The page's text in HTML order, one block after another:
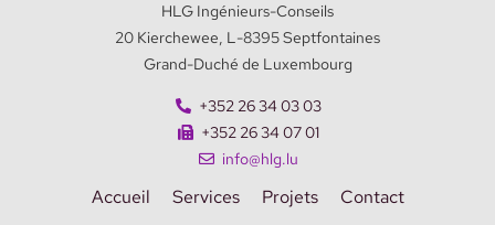
HLG Ingénieurs-Conseils
20 Kierchewee, L-8395 Septfontaines
Grand-Duché de Luxembourg
+352 26 34 03 03
+352 26 34 07 01
info@hlg.lu
Accueil Services Projets Contact